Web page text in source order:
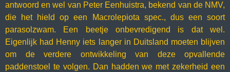
antwoord en wel van Peter Eenhuistra, bekend van de NMV,
die het hield op een Macrolepiota spec., dus een soort
parasolzwam. Een beetje onbevredigend is dat wel.
Eigenlijk had Henny iets langer in Duitsland moeten blijven
om de verdere ontwikkeling van deze opvallende
paddenstoel te volgen. Dan hadden we met zekerheid een